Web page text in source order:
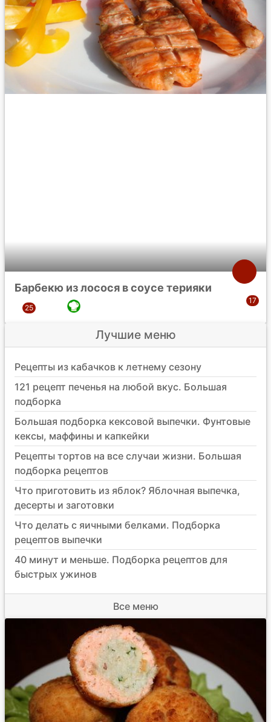
Барбекю из лосося в соусе терияки
Лучшие меню
Рецепты из кабачков к летнему сезону
121 рецепт печенья на любой вкус. Большая
подборка
Большая подборка кексовой выпечки. Фунтовые
кексы, маффины и капкейки
Рецепты тортов на все случаи жизни. Большая
подборка рецептов
Что приготовить из яблок? Яблочная выпечка,
десерты и заготовки
Что делать с яичными белками. Подборка
рецептов выпечки
40 минут и меньше. Подборка рецептов для
быстрых ужинов
Все меню